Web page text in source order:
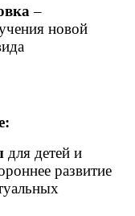
–
новой
для детей и
развитие